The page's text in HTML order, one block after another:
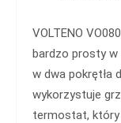
VOLTENO
bardzo prosty w
w dwa pokrętła
wykorzystuje
termostat, który